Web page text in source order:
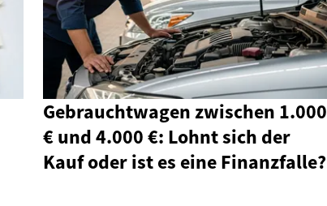
Gebrauchtwagen zwischen 1.000
€ und 4.000 €: Lohnt sich der
Kauf oder ist es eine Finanzfalle?